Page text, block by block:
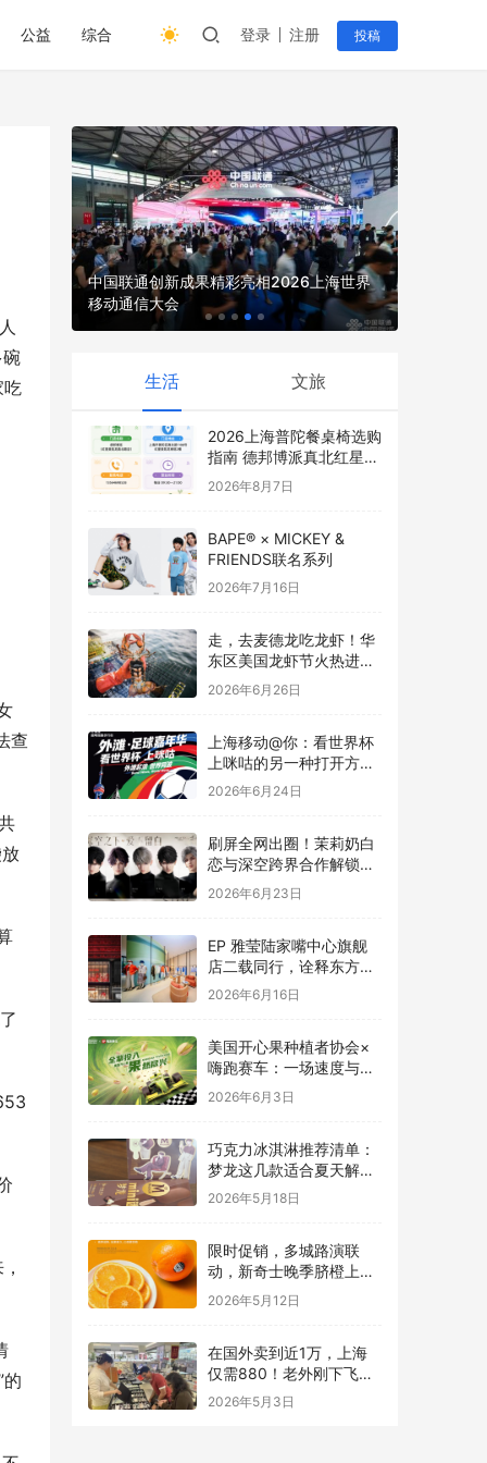
公益 综合 登录 注册 投稿
吃
查
中国联通创新成果精彩亮相2026上海世界
移动通信大会
生活 文旅
2026上海普陀餐桌椅选购
指南 德邦博派真北红星店
最新攻略
2026年8月7日
BAPE® × MICKEY &
FRIENDS联名系列
2026年7月16日
走，去麦德龙吃龙虾！华
东区美国龙虾节火热进行
中
2026年6月26日
上海移动@你：看世界杯
上咪咕的另一种打开方
式，在外滩！
2026年6月24日
刷屏全网出圈！茉莉奶白
恋与深空跨界合作解锁茶
饮联名新高度
2026年6月23日
EP 雅莹陆家嘴中心旗舰
店二载同行，诠释东方雅
致与有机生活
2026年6月16日
美国开心果种植者协会×
嗨跑赛车：一场速度与能
量的跨界碰撞
2026年6月3日
巧克力冰淇淋推荐清单：
梦龙这几款适合夏天解馋
又不腻
2026年5月18日
限时促销，多城路演联
动，新奇士晚季脐橙上线
本来生活
2026年5月12日
在国外卖到近1万，上海
仅需880！老外刚下飞机
就直奔这里配眼镜
2026年5月3日